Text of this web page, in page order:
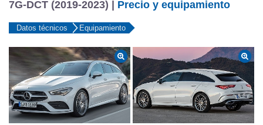
7G-DCT (2019-2023) |
Precio y equipamiento